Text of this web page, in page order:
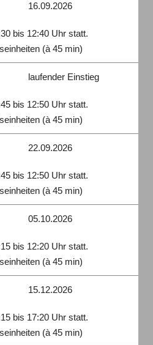
16.09.2026
bis 12:40 Uhr statt.
(à 45 min)
laufender Einstieg
bis 12:50 Uhr statt.
(à 45 min)
22.09.2026
bis 12:50 Uhr statt.
(à 45 min)
05.10.2026
bis 12:20 Uhr statt.
(à 45 min)
15.12.2026
bis 17:20 Uhr statt.
(à 45 min)